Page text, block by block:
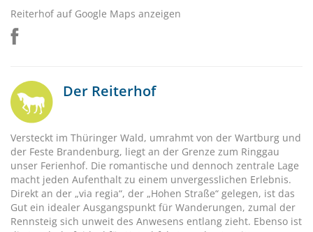
Reiterhof auf Google Maps anzeigen
Der Reiterhof
Versteckt im Thüringer Wald, umrahmt von der Wartburg und
der Feste Brandenburg, liegt an der Grenze zum Ringgau
unser Ferienhof. Die romantische und dennoch zentrale Lage
macht jeden Aufenthalt zu einem unvergesslichen Erlebnis.
Direkt an der „via regia“, der „Hohen Straße“ gelegen, ist das
Gut ein idealer Ausgangspunkt für Wanderungen, zumal der
Rennsteig sich unweit des Anwesens entlang zieht. Ebenso ist